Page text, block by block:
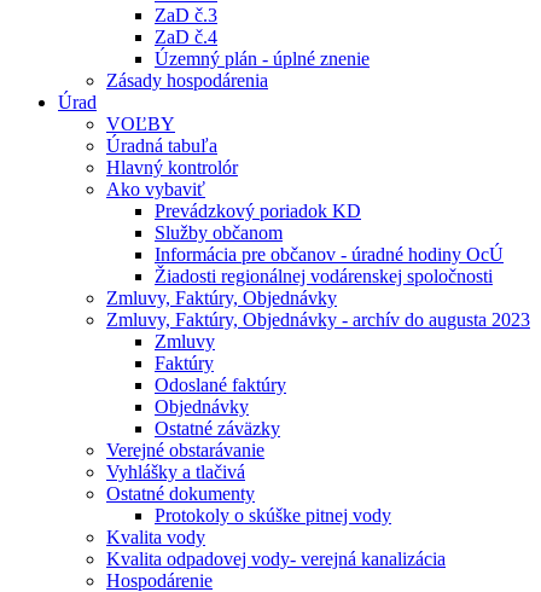
ZaD č.3
ZaD č.4
Územný plán - úplné znenie
Zásady hospodárenia
Úrad
VOĽBY
Úradná tabuľa
Hlavný kontrolór
Ako vybaviť
Prevádzkový poriadok KD
Služby občanom
Informácia pre občanov - úradné hodiny OcÚ
Žiadosti regionálnej vodárenskej spoločnosti
Zmluvy, Faktúry, Objednávky
Zmluvy, Faktúry, Objednávky - archív do augusta 2023
Zmluvy
Faktúry
Odoslané faktúry
Objednávky
Ostatné záväzky
Verejné obstarávanie
Vyhlášky a tlačivá
Ostatné dokumenty
Protokoly o skúške pitnej vody
Kvalita vody
Kvalita odpadovej vody- verejná kanalizácia
Hospodárenie